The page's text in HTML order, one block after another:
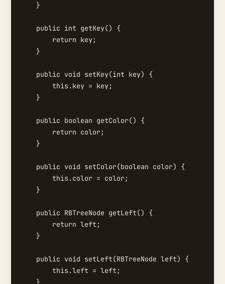
    }
    public int getKey() {
        return key;
    }
    public void setKey(int key) {
        this.key = key;
    }
    public boolean getColor() {
        return color;
    }
    public void setColor(boolean color) {
        this.color = color;
    }
    public RBTreeNode getLeft() {
        return left;
    }
    public void setLeft(RBTreeNode left) {
        this.left = left;
    }